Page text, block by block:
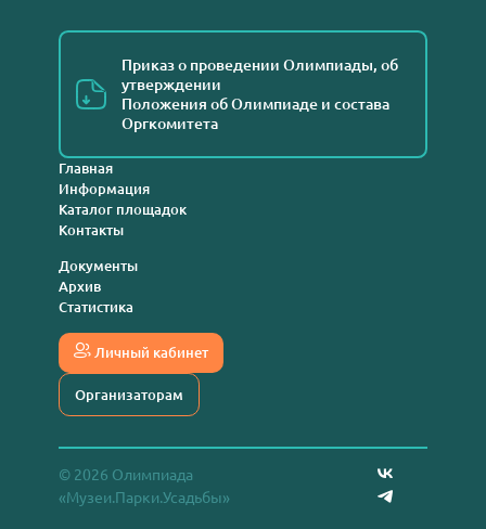
Приказ о проведении Олимпиады, об
утверждении
Положения об Олимпиаде и состава
Оргкомитета
Главная
Информация
Каталог площадок
Контакты
Документы
Архив
Статистика
Личный кабинет
Организаторам
© 2026 Олимпиада
«Музеи.Парки.Усадьбы»